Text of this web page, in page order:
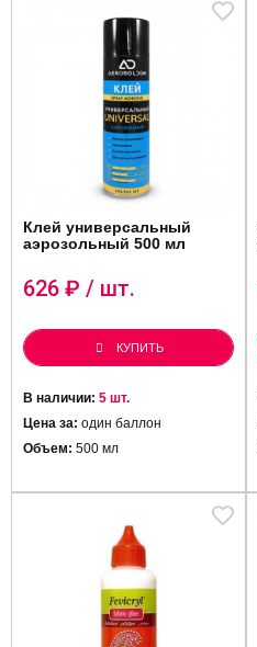
Клей универсальный
аэрозольный 500 мл
626 ₽ / шт.
КУПИТЬ
В наличии: 5 шт.
Цена за: один баллон
Объем: 500 мл